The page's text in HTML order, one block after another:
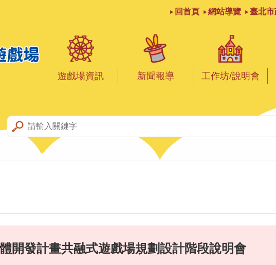
回首頁 網站導覽 臺北
遊戲場資訊 新聞報導 工作坊/說明會
開發計畫共融式遊戲場規劃設計階段說明會